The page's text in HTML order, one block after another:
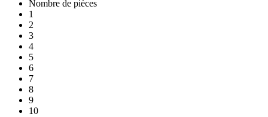
Nombre de pièces
1
2
3
4
5
6
7
8
9
10